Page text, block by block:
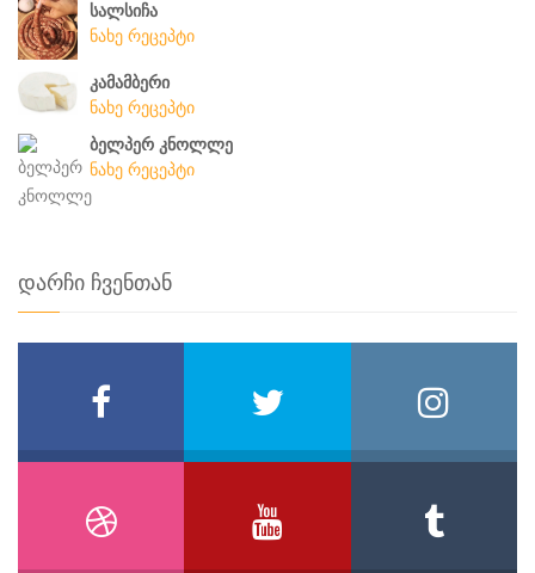
სალსიჩა
ნახე რეცეპტი
კამამბერი
ნახე რეცეპტი
ბელპერ კნოლლე
ნახე რეცეპტი
დარჩი ჩვენთან